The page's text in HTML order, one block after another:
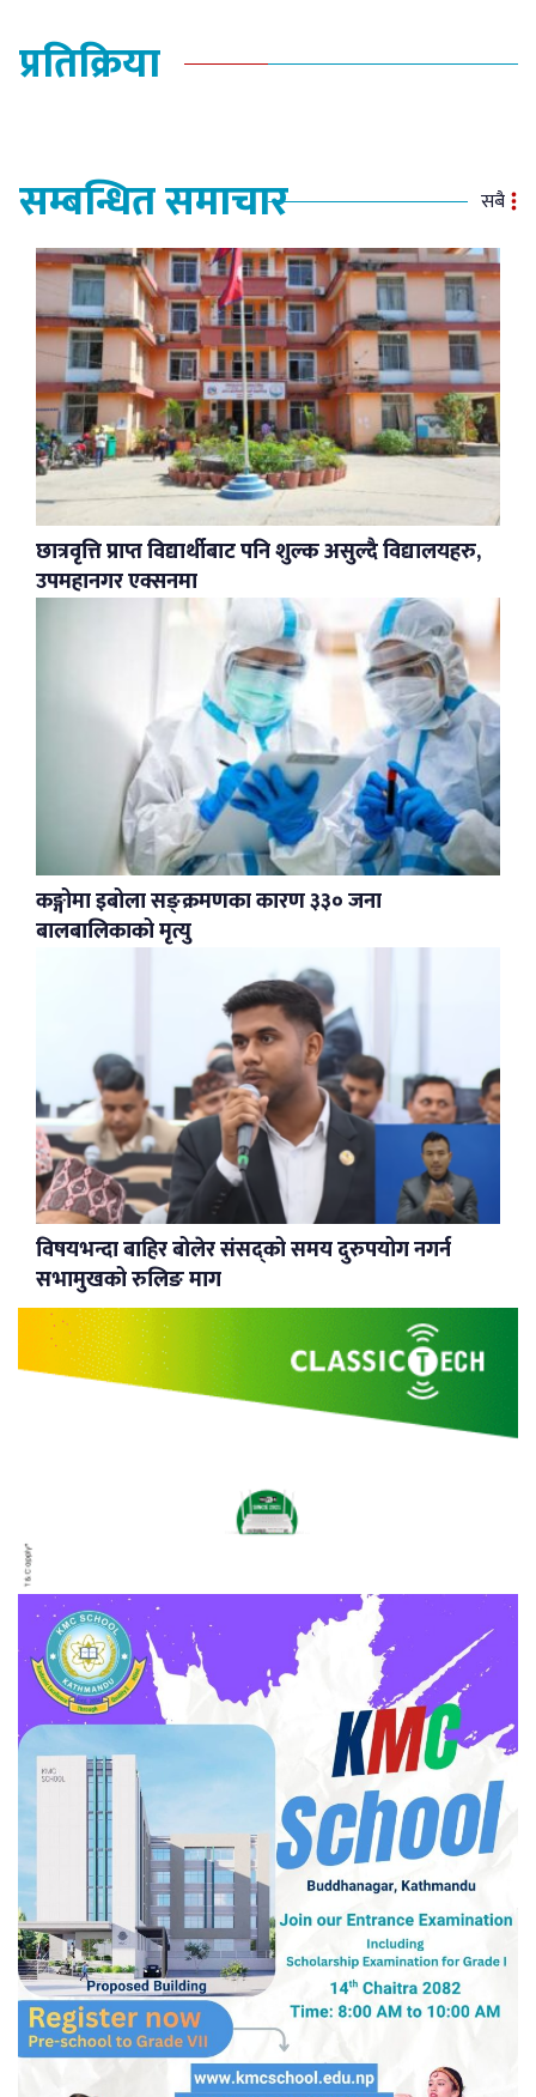
प्रतिक्रिया
सम्बन्धित समाचार सबै
छात्रवृत्ति प्राप्त विद्यार्थीबाट पनि शुल्क असुल्दै विद्यालयहरु,
उपमहानगर एक्सनमा
कङ्गोमा इबोला सङ्क्रमणका कारण ३३० जना
बालबालिकाको मृत्यु
विषयभन्दा बाहिर बोलेर संसद्को समय दुरुपयोग नगर्न
सभामुखको रुलिङ माग